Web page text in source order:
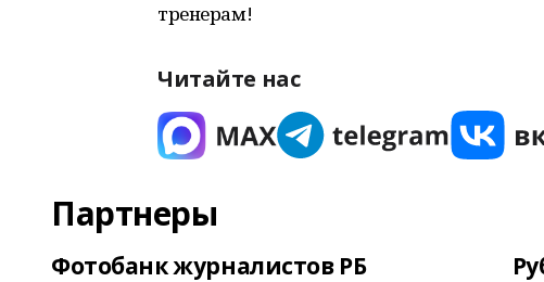
тренерам!
Читайте нас
Партнеры
Фотобанк журналистов РБ